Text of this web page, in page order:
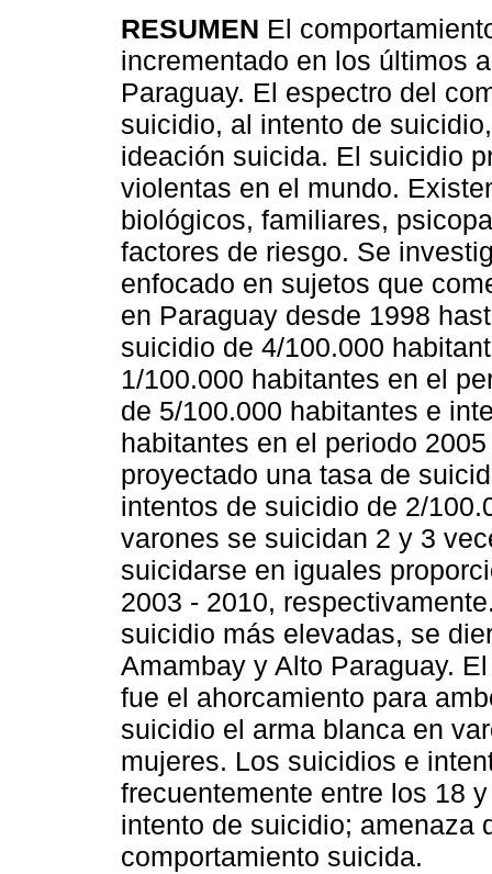
RESUMEN El
incrementado en los últimos
Paraguay. El espectro del
suicidio, al intento de
ideación suicida. El suicidio
violentas en el mundo.
biológicos, familiares,
factores de riesgo. Se
enfocado en sujetos que
en Paraguay desde 1998
suicidio de 4/100.000
1/100.000 habitantes en el
de 5/100.000 habitantes e
habitantes en el periodo
proyectado una tasa de
intentos de suicidio de 2/
varones se suicidan 2 y 3
suicidarse en iguales
2003 - 2010,
suicidio más elevadas, se
Amambay y Alto Paraguay.
fue el ahorcamiento para
suicidio el arma blanca en
mujeres. Los suicidios e
frecuentemente entre los 18
intento de suicidio; amenaza
comportamiento suicida.